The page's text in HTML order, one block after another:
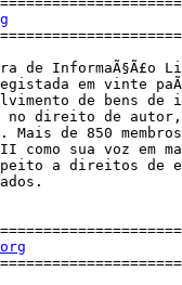
de InformaÃ§Ã£o
em vinte
de bens de
no direito de
de 850
como sua voz em
a direitos de